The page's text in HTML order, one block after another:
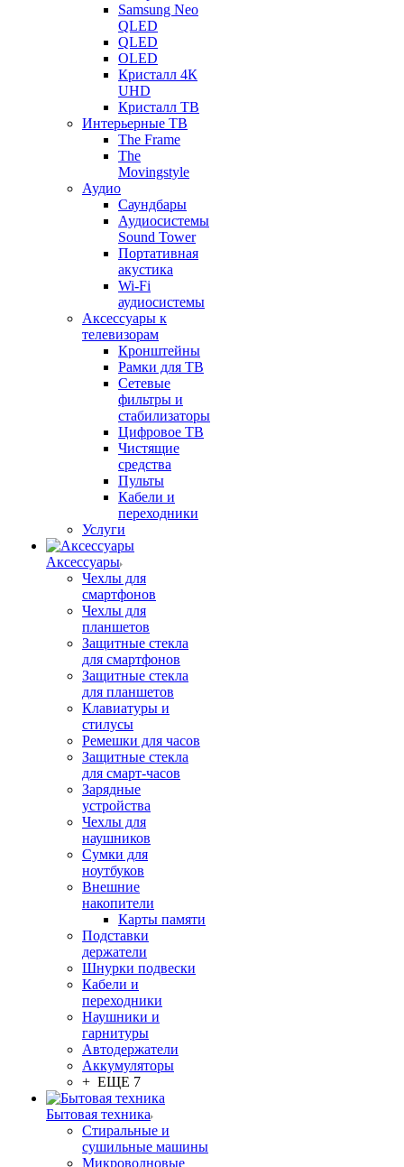
Samsung Neo
QLED
QLED
OLED
Кристалл 4К
UHD
Кристалл ТВ
Интерьерные ТВ
The Frame
The
Movingstyle
Аудио
Саундбары
Аудиосистемы
Sound Tower
Портативная
акустика
Wi-Fi
аудиосистемы
Аксессуары к
телевизорам
Кронштейны
Рамки для ТВ
Сетевые
фильтры и
стабилизаторы
Цифровое ТВ
Чистящие
средства
Пульты
Кабели и
переходники
Услуги
Аксессуары
Чехлы для
смартфонов
Чехлы для
планшетов
Защитные стекла
для смартфонов
Защитные стекла
для планшетов
Клавиатуры и
стилусы
Ремешки для часов
Защитные стекла
для смарт-часов
Зарядные
устройства
Чехлы для
наушников
Сумки для
ноутбуков
Внешние
накопители
Карты памяти
Подставки
держатели
Шнурки подвески
Кабели и
переходники
Наушники и
гарнитуры
Автодержатели
Аккумуляторы
+ ЕЩЕ 7
Бытовая техника
Стиральные и
сушильные машины
Микроволновые